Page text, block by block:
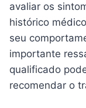
avaliar os
histórico
seu
importante
qualificado
recomendar o